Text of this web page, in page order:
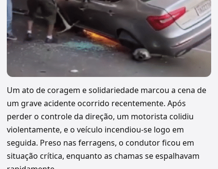
Um ato de coragem e solidariedade marcou a cena de
um grave acidente ocorrido recentemente. Após
perder o controle da direção, um motorista colidiu
violentamente, e o veículo incendiou-se logo em
seguida. Preso nas ferragens, o condutor ficou em
situação crítica, enquanto as chamas se espalhavam